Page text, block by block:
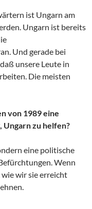
ist Ungarn am
Ungarn ist bereits
Und gerade bei
unsere Leute in
Die meisten
von 1989 eine
zu helfen?
eine politische
Wenn
wir sie erreicht